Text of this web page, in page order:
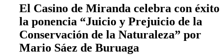
El Casino de Miranda celebra con éxito
la ponencia “Juicio y Prejuicio de la
Conservación de la Naturaleza” por
Mario Sáez de Buruaga